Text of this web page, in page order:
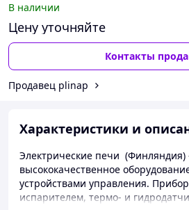
В наличии
Цену уточняйте
Контакты
Продавец plinap
Характеристики и
Электрические печи
высококачественное
устройствами управления.
испарителем, термо- и